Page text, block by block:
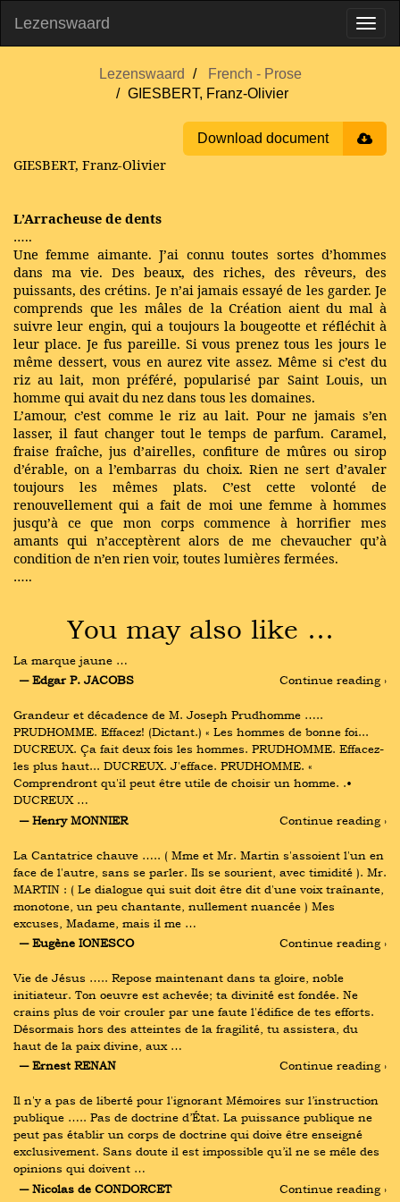
Lezenswaard
Lezenswaard
French - Prose
GIESBERT, Franz-Olivier
Download document
GIESBERT, Franz-Olivier
L’Arracheuse de dents
…..
Une femme aimante. J’ai connu toutes sortes d’hommes
dans ma vie. Des beaux, des riches, des rêveurs, des
puissants, des crétins. Je n’ai jamais essayé de les garder. Je
comprends que les mâles de la Création aient du mal à
suivre leur engin, qui a toujours la bougeotte et réfléchit à
leur place. Je fus pareille. Si vous prenez tous les jours le
même dessert, vous en aurez vite assez. Même si c’est du
riz au lait, mon préféré, popularisé par Saint Louis, un
homme qui avait du nez dans tous les domaines.
L’amour, c’est comme le riz au lait. Pour ne jamais s’en
lasser, il faut changer tout le temps de parfum. Caramel,
fraise fraîche, jus d’airelles, confiture de mûres ou sirop
d’érable, on a l’embarras du choix. Rien ne sert d’avaler
toujours les mêmes plats. C’est cette volonté de
renouvellement qui a fait de moi une femme à hommes
jusqu’à ce que mon corps commence à horrifier mes
amants qui n’acceptèrent alors de me chevaucher qu’à
condition de n’en rien voir, toutes lumières fermées.
…..
You may also like …
La marque jaune …
― Edgar P. JACOBS
Continue reading ›
Grandeur et décadence de M. Joseph Prudhomme …..
PRUDHOMME. Effacez! (Dictant.) « Les hommes de bonne foi...
DUCREUX. Ça fait deux fois les hommes. PRUDHOMME. Effacez-
les plus haut... DUCREUX. J'efface. PRUDHOMME. «
Comprendront qu'il peut être utile de choisir un homme. .•
DUCREUX …
― Henry MONNIER
Continue reading ›
La Cantatrice chauve ….. ( Mme et Mr. Martin s'assoient l'un en
face de l'autre, sans se parler. Ils se sourient, avec timidité ). Mr.
MARTIN : ( Le dialogue qui suit doit être dit d'une voix traînante,
monotone, un peu chantante, nullement nuancée ) Mes
excuses, Madame, mais il me …
― Eugène IONESCO
Continue reading ›
Vie de Jésus ….. Repose maintenant dans ta gloire, noble
initiateur. Ton oeuvre est achevée; ta divinité est fondée. Ne
crains plus de voir crouler par une faute l'édifice de tes efforts.
Désormais hors des atteintes de la fragilité, tu assistera, du
haut de la paix divine, aux …
― Ernest RENAN
Continue reading ›
Il n'y a pas de liberté pour l'ignorant Mémoires sur l’instruction
publique ….. Pas de doctrine d’État. La puissance publique ne
peut pas établir un corps de doctrine qui doive être enseigné
exclusivement. Sans doute il est impossible qu’il ne se mêle des
opinions qui doivent …
― Nicolas de CONDORCET
Continue reading ›